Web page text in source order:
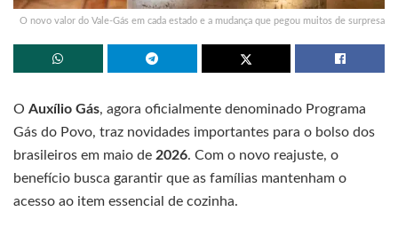
O novo valor do Vale-Gás em cada estado e a mudança que pegou muitos de surpresa
O Auxílio Gás, agora oficialmente denominado Programa
Gás do Povo, traz novidades importantes para o bolso dos
brasileiros em maio de 2026. Com o novo reajuste, o
benefício busca garantir que as famílias mantenham o
acesso ao item essencial de cozinha.